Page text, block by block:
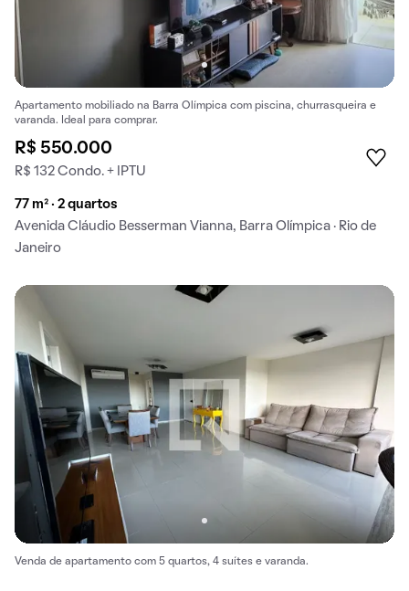
Apartamento mobiliado na Barra Olímpica com piscina, churrasqueira e
varanda. Ideal para comprar.
R$ 550.000
R$ 132 Condo. + IPTU
77 m² · 2 quartos
Avenida Cláudio Besserman Vianna, Barra Olímpica · Rio de
Janeiro
Venda de apartamento com 5 quartos, 4 suítes e varanda.